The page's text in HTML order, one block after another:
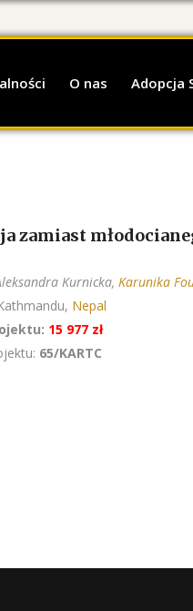
O nas Adopcja
zamiast
Kurnicka, Karunika
Nepal
15 977 zł
65/KARTC